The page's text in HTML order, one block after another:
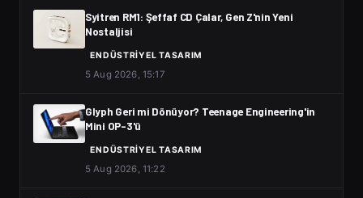
Syitren RM1: Şeffaf CD Çalar, Gen Z'nin Yeni
Nostaljisi
ENDÜSTRIYEL TASARIM
5 Aug 2026, 15:17
Glyph Geri mi Dönüyor? Teenage Engineering'in
Mini OP-3'ü
ENDÜSTRIYEL TASARIM
5 Aug 2026, 11:22